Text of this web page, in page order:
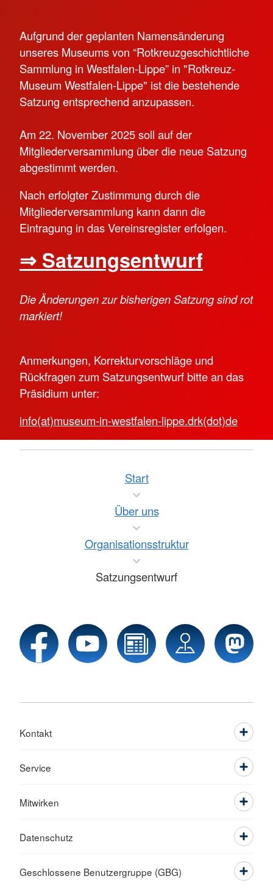
Aufgrund der geplanten Namensänderung
unseres Museums von “Rotkreuzgeschichtliche
Sammlung in Westfalen-Lippe” in "Rotkreuz-
Museum Westfalen-Lippe" ist die bestehende
Satzung entsprechend anzupassen.
Am 22. November 2025 soll auf der
Mitgliederversammlung über die neue Satzung
abgestimmt werden.
Nach erfolgter Zustimmung durch die
Mitgliederversammlung kann dann die
Eintragung in das Vereinsregister erfolgen.
⇒ Satzungsentwurf
Die Änderungen zur bisherigen Satzung sind rot
markiert!
Anmerkungen, Korrekturvorschläge und
Rückfragen zum Satzungsentwurf bitte an das
Präsidium unter:
info(at)museum-in-westfalen-lippe.drk(dot)de
Start
Über uns
Organisationsstruktur
Satzungsentwurf
Kontakt
Service
Mitwirken
Datenschutz
Geschlossene Benutzergruppe (GBG)